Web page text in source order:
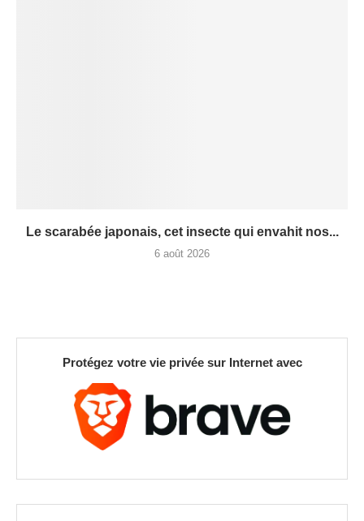
Le scarabée japonais, cet insecte qui envahit nos...
6 août 2026
Protégez votre vie privée sur Internet avec